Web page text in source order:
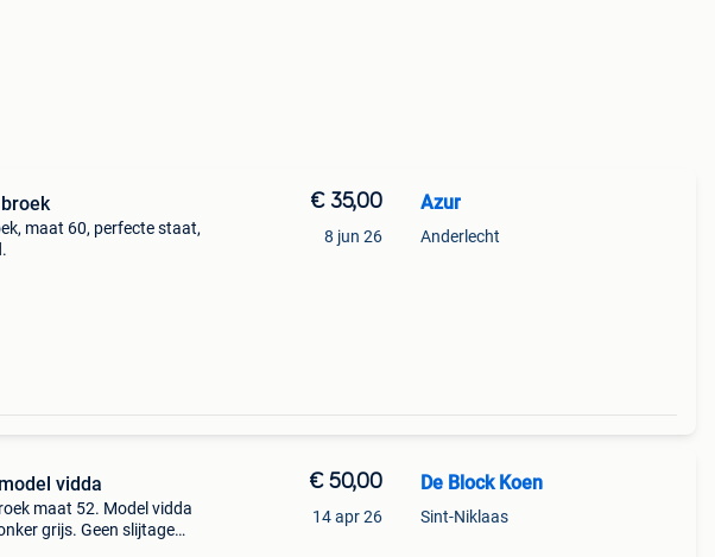
maat 60, perfecte staat,
€ 35,00
8 jun 26
Azur
Anderlecht
vidda
maat 52. Model vidda
grijs. Geen slijtage
€ 50,00
14 apr 26
De Block Koen
Sint-Niklaas